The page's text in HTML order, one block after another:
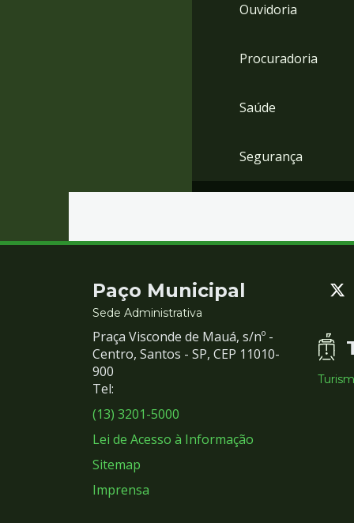
Ouvidoria
Procuradoria
Saúde
Segurança
Contato
e
Redes
Sociais
Paço Municipal
Sede Administrativa
Praça Visconde de Mauá, s/nº -
Centro, Santos - SP, CEP 11010-
900
Tel:
(13) 3201-5000
Lei de Acesso à Informação
Sitemap
Imprensa